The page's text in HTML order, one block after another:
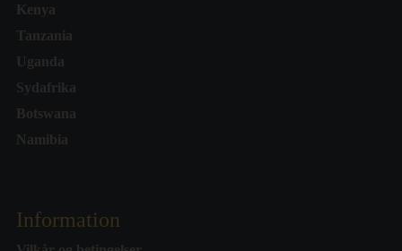
Kenya
Tanzania
Uganda
Sydafrika
Botswana
Namibia
Information